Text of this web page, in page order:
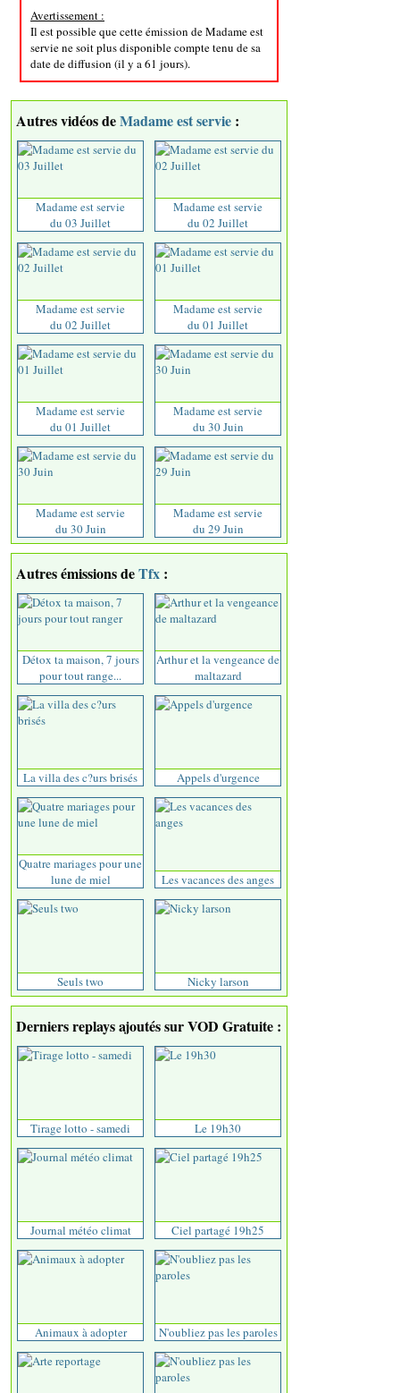
Avertissement :
Il est possible que cette émission de Madame est
servie ne soit plus disponible compte tenu de sa
date de diffusion (il y a 61 jours).
Autres vidéos deMadame est servie :
Madame est servie
du 03 Juillet
Madame est servie
du 02 Juillet
Madame est servie
du 02 Juillet
Madame est servie
du 01 Juillet
Madame est servie
du 01 Juillet
Madame est servie
du 30 Juin
Madame est servie
du 30 Juin
Madame est servie
du 29 Juin
Autres émissions deTfx :
Détox ta maison, 7 jours
pour tout range...
Arthur et la vengeance de
maltazard
La villa des c?urs brisés Appels d'urgence
Quatre mariages pour une
lune de miel
Les vacances des anges
Seuls two Nicky larson
Derniers replays ajoutés sur VOD Gratuite :
Tirage lotto - samedi Le 19h30
Journal météo climat Ciel partagé 19h25
Animaux à adopter N'oubliez pas les paroles